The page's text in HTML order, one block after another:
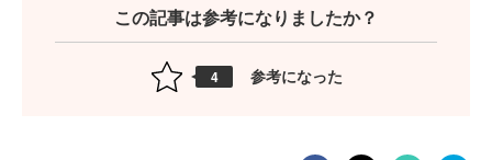
この記事は参考になりましたか？
4 参考になった